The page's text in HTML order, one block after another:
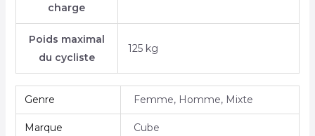
charge
Poids maximal
du cycliste
125 kg
Genre Femme, Homme, Mixte
Marque Cube